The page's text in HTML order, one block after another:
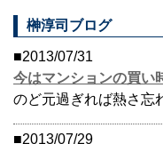
榊淳司ブログ
■2013/07/31
今はマンションの買い
のど元過ぎれば熱さ忘
■2013/07/29